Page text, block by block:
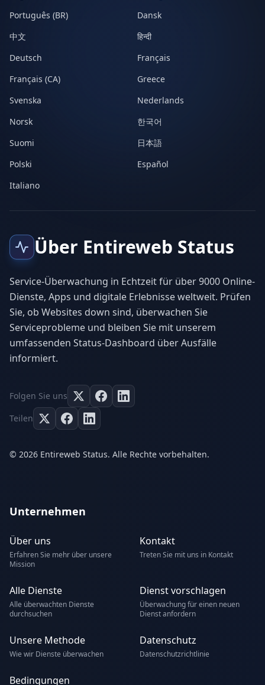
Português (BR)
Dansk
中文
हिन्दी
Deutsch
Français
Français (CA)
Greece
Svenska
Nederlands
Norsk
한국어
Suomi
日本語
Polski
Español
Italiano
Über Entireweb Status
Service-Überwachung in Echtzeit für über 9000 Online-
Dienste, Apps und digitale Erlebnisse weltweit. Prüfen
Sie, ob Websites down sind, überwachen Sie
Serviceprobleme und bleiben Sie mit unserem
umfassenden Status-Dashboard über Ausfälle
informiert.
Folgen Sie uns
Teilen
© 2026 Entireweb Status. Alle Rechte vorbehalten.
Unternehmen
Über uns
Erfahren Sie mehr über unsere
Mission
Kontakt
Treten Sie mit uns in Kontakt
Alle Dienste
Alle überwachten Dienste
durchsuchen
Dienst vorschlagen
Überwachung für einen neuen
Dienst anfordern
Unsere Methode
Wie wir Dienste überwachen
Datenschutz
Datenschutzrichtlinie
Bedingungen